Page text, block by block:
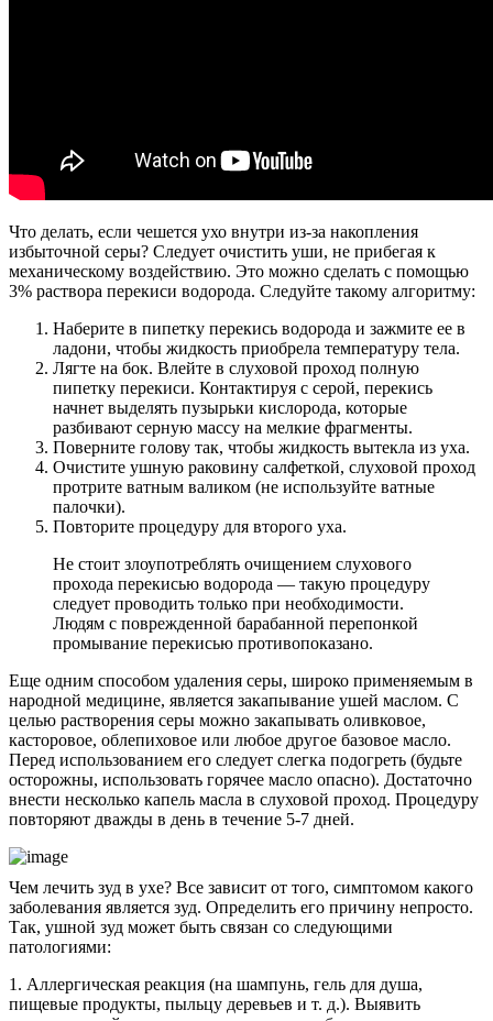
Что делать, если чешется ухо внутри из-за накопления
избыточной серы? Следует очистить уши, не прибегая к
механическому воздействию. Это можно сделать с помощью
3% раствора перекиси водорода. Следуйте такому алгоритму:
Наберите в пипетку перекись водорода и зажмите ее в
ладони, чтобы жидкость приобрела температуру тела.
Лягте на бок. Влейте в слуховой проход полную
пипетку перекиси. Контактируя с серой, перекись
начнет выделять пузырьки кислорода, которые
разбивают серную массу на мелкие фрагменты.
Поверните голову так, чтобы жидкость вытекла из уха.
Очистите ушную раковину салфеткой, слуховой проход
протрите ватным валиком (не используйте ватные
палочки).
Повторите процедуру для второго уха.
Не стоит злоупотреблять очищением слухового
прохода перекисью водорода — такую процедуру
следует проводить только при необходимости.
Людям с поврежденной барабанной перепонкой
промывание перекисью противопоказано.
Еще одним способом удаления серы, широко применяемым в
народной медицине, является закапывание ушей маслом. С
целью растворения серы можно закапывать оливковое,
касторовое, облепиховое или любое другое базовое масло.
Перед использованием его следует слегка подогреть (будьте
осторожны, использовать горячее масло опасно). Достаточно
внести несколько капель масла в слуховой проход. Процедуру
повторяют дважды в день в течение 5-7 дней.
Чем лечить зуд в ухе? Все зависит от того, симптомом какого
заболевания является зуд. Определить его причину непросто.
Так, ушной зуд может быть связан со следующими
патологиями:
1. Аллергическая реакция (на шампунь, гель для душа,
пищевые продукты, пыльцу деревьев и т. д.). Выявить